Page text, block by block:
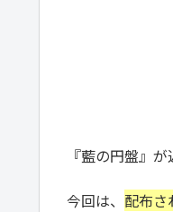
『藍の円盤』
今回は、 配布さ